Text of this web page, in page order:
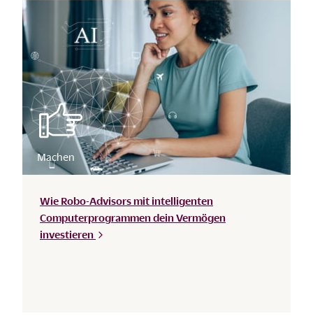
Wie Robo-Advisors mit intelligenten
Computerprogrammen dein Vermögen
investieren